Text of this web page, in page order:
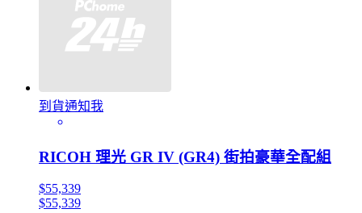
到貨通知我
RICOH 理光 GR IV (GR4) 街拍豪華全配組
$55,339
$55,339